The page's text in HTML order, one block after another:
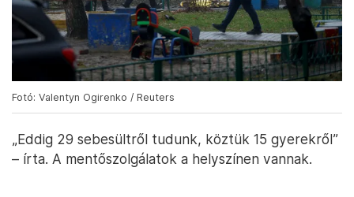
Fotó: Valentyn Ogirenko / Reuters
„Eddig 29 sebesültről tudunk, köztük 15 gyerekről”
– írta. A mentőszolgálatok a helyszínen vannak.